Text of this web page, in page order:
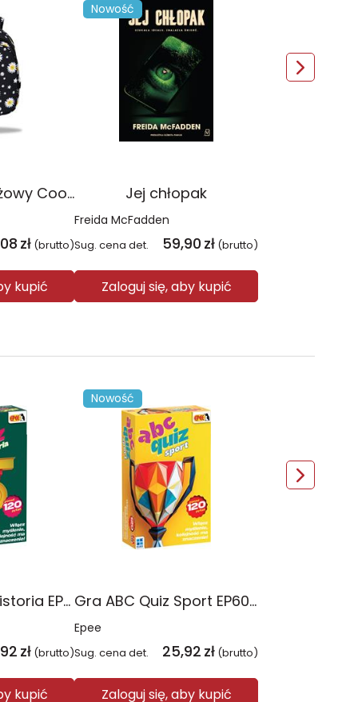
Plecak młodzieżowy Coolpack Jerry Daisy Black
zł (brutto)
kupić
Nowość
Jej chłopak
Freida McFadden
Sug. cena det. 59,90 zł (brutto)
Zaloguj się, aby kupić
Gra ABC Quiz Historia EP60713
zł (brutto)
kupić
Nowość
Gra ABC Quiz Sport EP60713
Epee
Sug. cena det. 25,92 zł (brutto)
Zaloguj się, aby kupić